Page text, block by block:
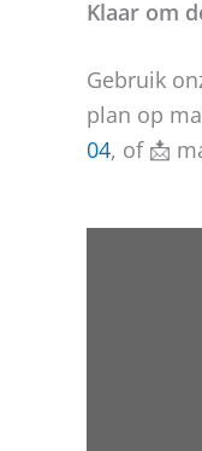
Klaar om
Gebruik
plan op
04, of 📩